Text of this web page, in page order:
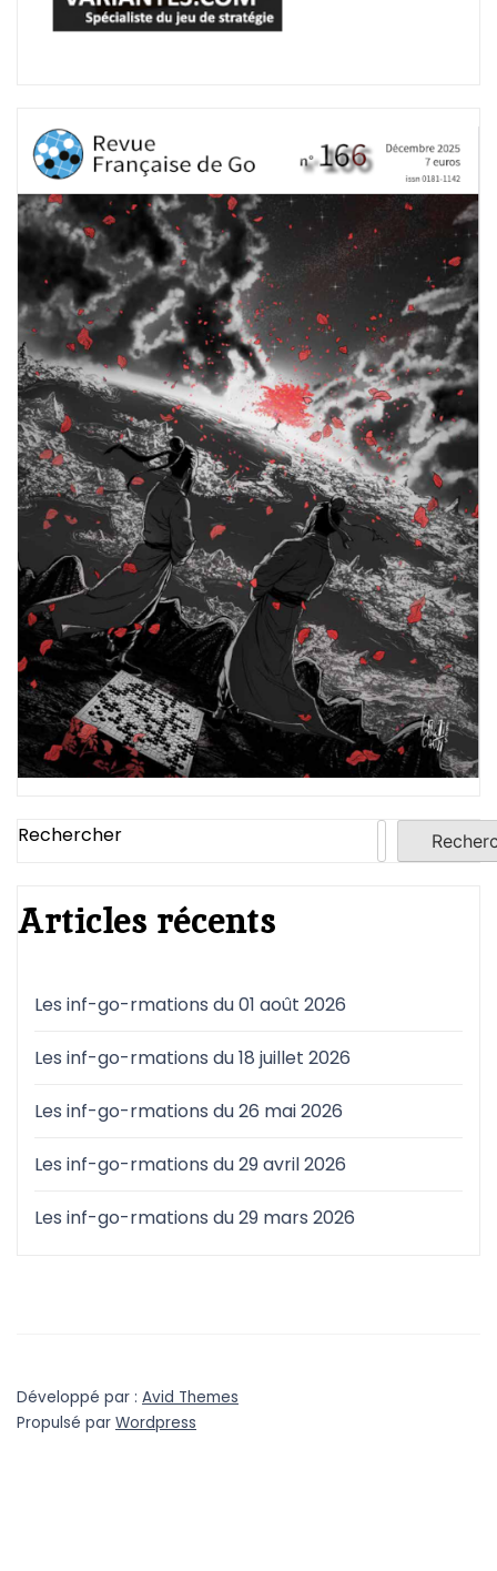
Rechercher
Articles récents
Les inf-go-rmations du 01 août 2026
Les inf-go-rmations du 18 juillet 2026
Les inf-go-rmations du 26 mai 2026
Les inf-go-rmations du 29 avril 2026
Les inf-go-rmations du 29 mars 2026
Développé par : Avid Themes
Propulsé par Wordpress